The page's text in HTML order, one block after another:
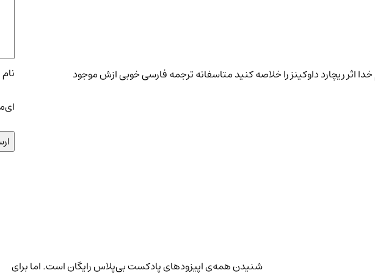
اثر ریچارد داوکینز را خلاصه کنید متاسفانه ترجمه فارسی خوبی ازش موجود
نام
شنیدن همه‌ی اپیزودهای پادکست بی‌پلاس رایگان است. اما برای